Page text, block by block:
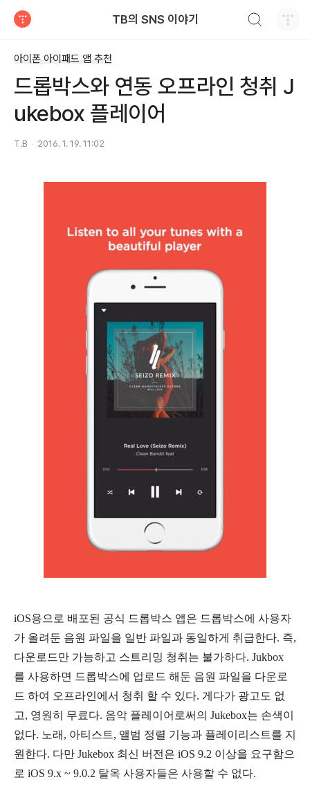
TB의 SNS 이야기
아이폰 아이패드 앱 추천
드롭박스와 연동 오프라인 청취 J
ukebox 플레이어
T.B 2016. 1. 19. 11:02
iOS용으로 배포된 공식 드롭박스 앱은 드롭박스에 사용자
가 올려둔 음원 파일을 일반 파일과 동일하게 취급한다. 즉,
다운로드만 가능하고 스트리밍 청취는 불가하다. Jukbox
를 사용하면 드롭박스에 업로드 해둔 음원 파일을 다운로
드 하여 오프라인에서 청취 할 수 있다. 게다가 광고도 없
고, 영원히 무료다. 음악 플레이어로써의 Jukebox는 손색이
없다. 노래, 아티스트, 앨범 정렬 기능과 플레이리스트를 지
원한다. 다만 Jukebox 최신 버전은 iOS 9.2 이상을 요구함으
로 iOS 9.x ~ 9.0.2 탈옥 사용자들은 사용할 수 없다.